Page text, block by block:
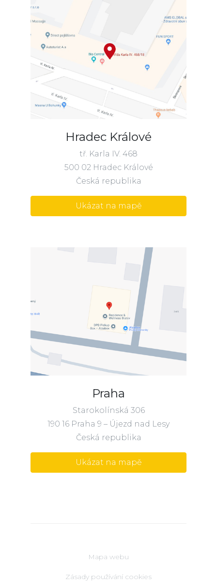
Hradec Králové
tř. Karla IV. 468
500 02 Hradec Králové
Česká republika
Ukázat na mapě
Praha
Starokolínská 306
190 16 Praha 9 – Újezd nad Lesy
Česká republika
Ukázat na mapě
Mapa webu
Zásady používání cookies